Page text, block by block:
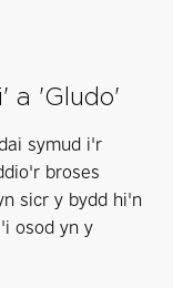
a 'Gludo'
symud i'r
broses
sicr y bydd hi'n
osod yn y